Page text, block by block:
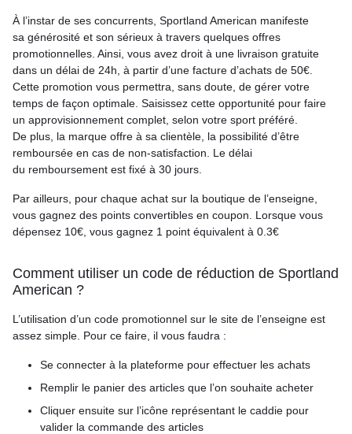
À l’instar de ses concurrents, Sportland American manifeste
sa générosité et son sérieux à travers quelques offres
promotionnelles. Ainsi, vous avez droit à une livraison gratuite
dans un délai de 24h, à partir d’une facture d’achats de 50€.
Cette promotion vous permettra, sans doute, de gérer votre
temps de façon optimale. Saisissez cette opportunité pour faire
un approvisionnement complet, selon votre sport préféré.
De plus, la marque offre à sa clientèle, la possibilité d’être
remboursée en cas de non-satisfaction. Le délai
du remboursement est fixé à 30 jours.
Par ailleurs, pour chaque achat sur la boutique de l’enseigne,
vous gagnez des points convertibles en coupon. Lorsque vous
dépensez 10€, vous gagnez 1 point équivalent à 0.3€
Comment utiliser un code de réduction de Sportland
American ?
L’utilisation d’un code promotionnel sur le site de l’enseigne est
assez simple. Pour ce faire, il vous faudra :
Se connecter à la plateforme pour effectuer les achats
Remplir le panier des articles que l’on souhaite acheter
Cliquer ensuite sur l’icône représentant le caddie pour
valider la commande des articles